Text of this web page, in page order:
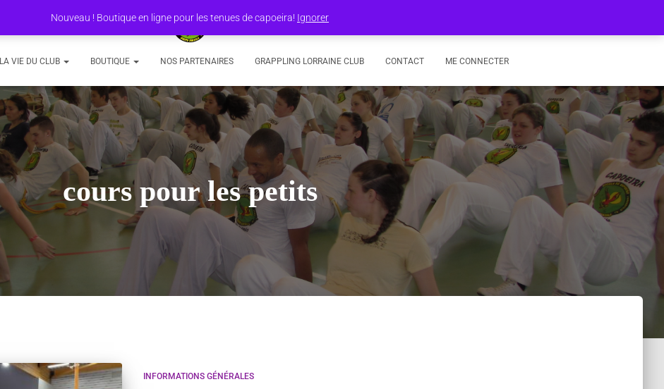
Nouveau ! Boutique en ligne pour les tenues de capoeira! Ignorer
LA VIE DU CLUB BOUTIQUE NOS PARTENAIRES GRAPPLING LORRAINE CLUB CONTACT ME CONNECTER
cours pour les petits
INFORMATIONS GÉNÉRALES